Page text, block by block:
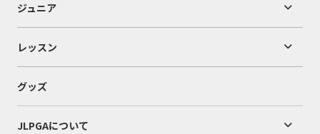
ジュニア
レッスン
グッズ
JLPGAについて